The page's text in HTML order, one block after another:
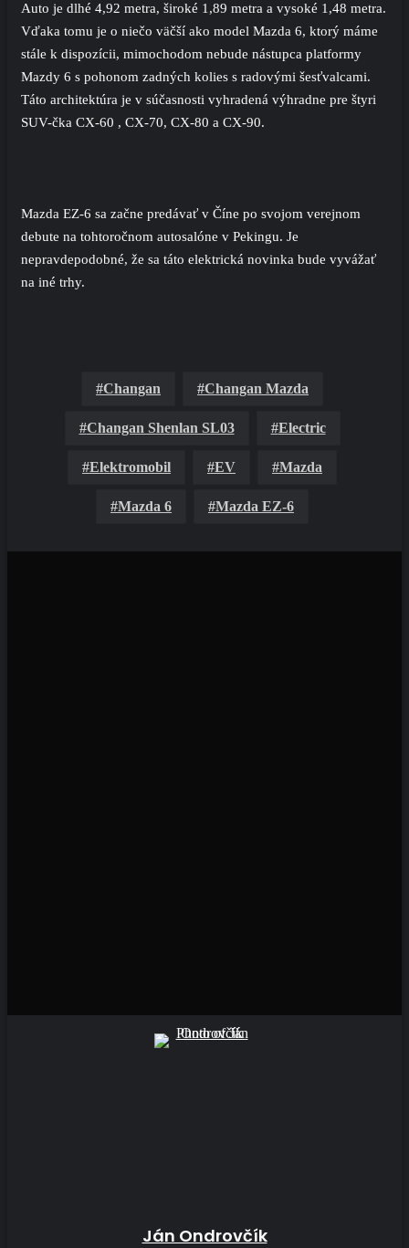
Auto je dlhé 4,92 metra, široké 1,89 metra a vysoké 1,48 metra.
Vďaka tomu je o niečo väčší ako model Mazda 6, ktorý máme
stále k dispozícii, mimochodom nebude nástupca platformy
Mazdy 6 s pohonom zadných kolies s radovými šesťvalcami.
Táto architektúra je v súčasnosti vyhradená výhradne pre štyri
SUV-čka CX-60 , CX-70, CX-80 a CX-90.
Mazda EZ-6 sa začne predávať v Číne po svojom verejnom
debute na tohtoročnom autosalóne v Pekingu. Je
nepravdepodobné, že sa táto elektrická novinka bude vyvážať
na iné trhy.
Changan Changan Mazda
Changan Shenlan SL03 Electric
Elektromobil EV Mazda
Mazda 6 Mazda EZ-6
Ján Ondrovčík